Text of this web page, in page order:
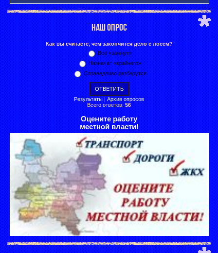
НАШ ОПРОС
Как вы считаете, чем закончится дело с лосем?
Всё «замнут»
Назначат «крайнего»
Справедливо разберутся
Результаты | Архив опросов
Всего ответов: 56
Оцените работу
местной власти!